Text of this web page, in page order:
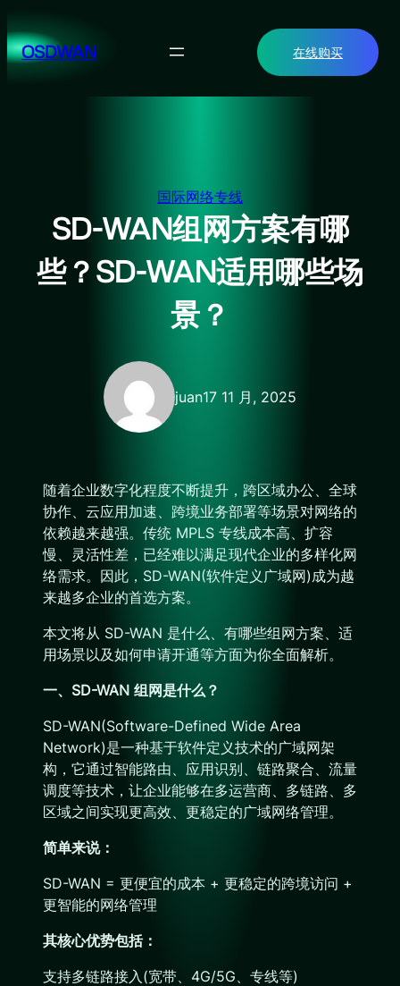
至
内OSDWAN 在线购买
国际网络专线
SD-WAN组网方案有哪
些？SD-WAN适用哪些场
景？
juan17 11 月, 2025
随着企业数字化程度不断提升，跨区域办公、全球
协作、云应用加速、跨境业务部署等场景对网络的
依赖越来越强。传统 MPLS 专线成本高、扩容
慢、灵活性差，已经难以满足现代企业的多样化网
络需求。因此，SD-WAN(软件定义广域网)成为越
来越多企业的首选方案。
本文将从 SD-WAN 是什么、有哪些组网方案、适
用场景以及如何申请开通等方面为你全面解析。
一、SD-WAN 组网是什么？
SD-WAN(Software-Defined Wide Area
Network)是一种基于软件定义技术的广域网架
构，它通过智能路由、应用识别、链路聚合、流量
调度等技术，让企业能够在多运营商、多链路、多
区域之间实现更高效、更稳定的广域网络管理。
简单来说：
SD-WAN = 更便宜的成本 + 更稳定的跨境访问 +
更智能的网络管理
其核心优势包括：
支持多链路接入(宽带、4G/5G、专线等)